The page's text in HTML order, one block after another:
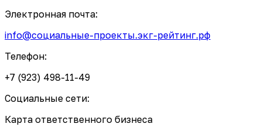
Электронная почта:
info@социальные-проекты.экг-рейтинг.рф
Телефон:
+7 (923) 498-11-49
Социальные сети:
Карта ответственного бизнеса